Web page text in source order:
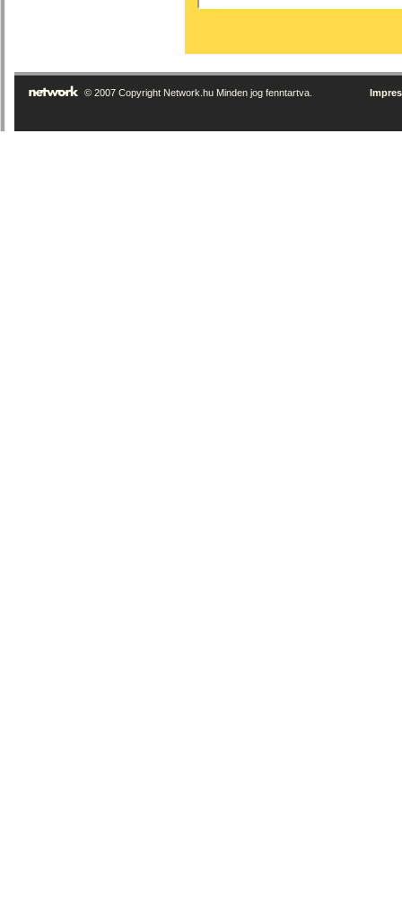
© 2007 Copyright Network.hu Minden jog fenntartva.